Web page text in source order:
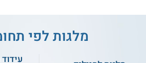
מלגות לפי